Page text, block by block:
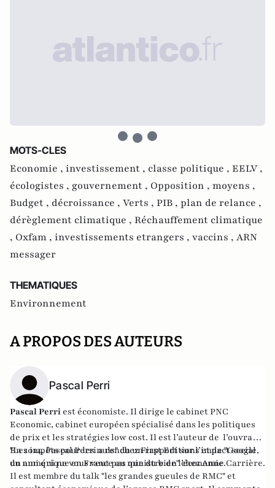
MOTS-CLES
Economie , investissement , classe politique , EELV ,
écologistes , gouvernement , Opposition , moyens ,
Budget , décroissance , Verts , PIB , plan de relance ,
dérèglement climatique , Réchauffement climatique
, Oxfam , investissements etrangers , vaccins , ARN
messager
THEMATIQUES
Environnement
A PROPOS DES AUTEURS
Pascal Perri
Pascal Perri est économiste. Il dirige le cabinet PNC
Economic, cabinet européen spécialisé dans les politiques
de prix et les stratégies low cost. Il est l’auteur de l’ouvrage
"Les impôts pour les nuls" chez First Editions et de"Google,
un ami qui ne vous veut pas que du bien"chez Anne Carrière.
En 2014, Pascal Perri a rendu unrapportsur l’impact social
du numérique en France au ministre de l’économie.
Il est membre du talk "les grandes gueules de RMC" et